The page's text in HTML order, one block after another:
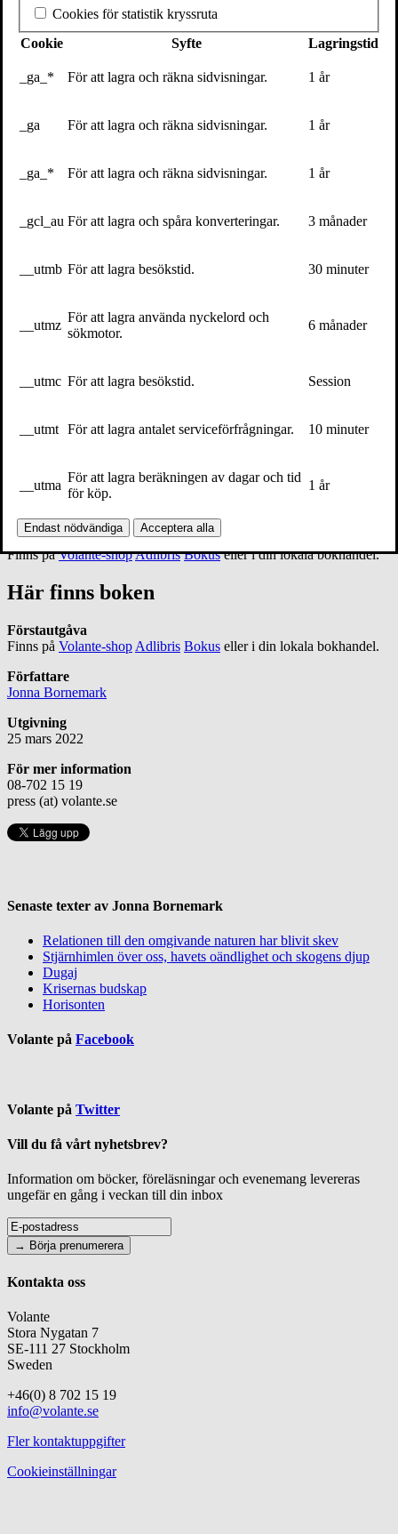
Här närmar hon sig graviditetserfarenheten för att se vilka radikala
lärdomar som kan dras av den. Med utgångspunkt i en poetisk
erfarenhet vill hon bidra till att utveckla en graviditetens och de
Läs mer om varför Jonna Bornemark skriver ”jag” med litet ”j”:
Här finns boken
Förstautgåva
Finns påVolante-shopAdlibris Bokuseller i din lokala bokhandel.
Här finns boken
Förstautgåva
Finns på Volante-shop Adlibris Bokus eller i din lokala bokhandel.
Författare
Jonna Bornemark
Utgivning
25 mars 2022
För mer information
08-702 15 19
press (at) volante.se
Senaste texter av Jonna Bornemark
Relationen till den omgivande naturen har blivit skev
Stjärnhimlen över oss, havets oändlighet och skogens djup
Dugaj
Krisernas budskap
Horisonten
Volante på Facebook
Volante på Twitter
Vill du få vårt nyhetsbrev?
Information om böcker, föreläsningar och evenemang levereras
ungefär en gång i veckan till din inbox
Kontakta oss
Volante
Stora Nygatan 7
SE-111 27 Stockholm
Sweden
+46(0) 8 702 15 19
info@volante.se
Fler kontaktuppgifter
Cookieinställningar
Cookies för statistik kryssruta
Cookie
Syfte Lagringstid
_ga_* För att lagra och räkna sidvisningar. 1 år
_ga För att lagra och räkna sidvisningar. 1 år
_ga_* För att lagra och räkna sidvisningar. 1 år
_gcl_au För att lagra och spåra konverteringar. 3 månader
__utmb För att lagra besökstid. 30 minuter
__utmz
För att lagra använda nyckelord och
sökmotor.
6 månader
__utmc För att lagra besökstid. Session
__utmt För att lagra antalet serviceförfrågningar. 10 minuter
__utma
För att lagra beräkningen av dagar och tid
för köp.
1 år
Endast nödvändiga Acceptera alla